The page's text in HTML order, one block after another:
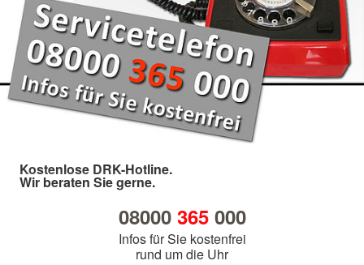
Kostenlose DRK-Hotline.
Wir beraten Sie gerne.
08000 365000
Infos für Sie kostenfrei
rund um die Uhr